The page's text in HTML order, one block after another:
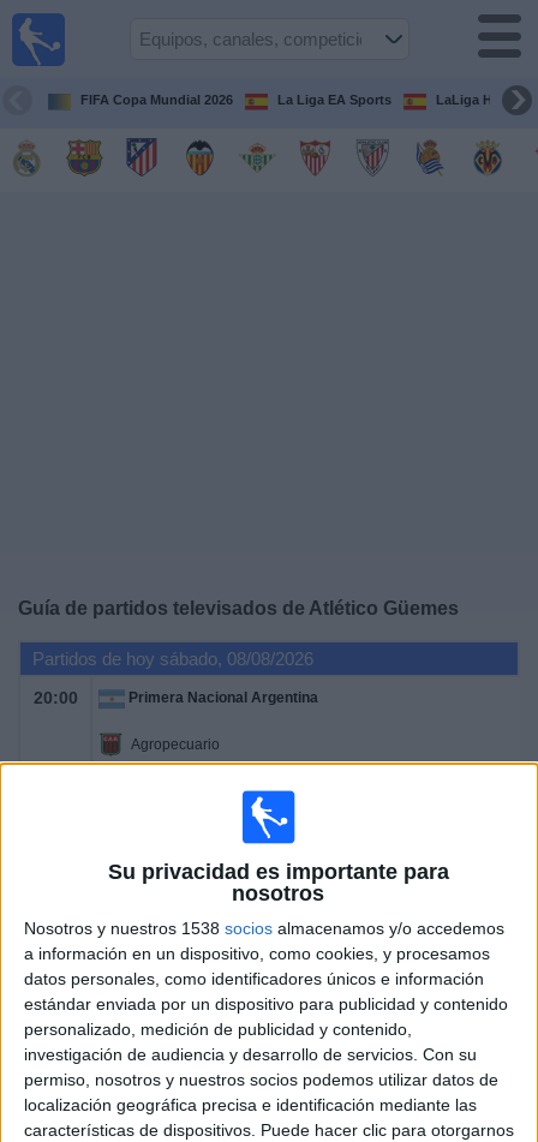
Su privacidad es importante para
nosotros
Nosotros y nuestros 1538 socios almacenamos y/o accedemos
a información en un dispositivo, como cookies, y procesamos
datos personales, como identificadores únicos e información
estándar enviada por un dispositivo para publicidad y contenido
personalizado, medición de publicidad y contenido,
investigación de audiencia y desarrollo de servicios. Con su
permiso, nosotros y nuestros socios podemos utilizar datos de
localización geográfica precisa e identificación mediante las
características de dispositivos. Puede hacer clic para otorgarnos
FIFA Copa Mundial 2026 La Liga EA Sports LaLiga
Guía de partidos televisados de Atlético Güemes
Partidos de hoy sábado, 08/08/2026
20:00 Primera Nacional Argentina
Agropecuario
Sábado, 15/08/2026
CA Mitre
Atlético Güemes
LPF Play
Miércoles, 19/08/2026
20:00 Primera Nacional Argentina
Guía de
Televisados
Noticias